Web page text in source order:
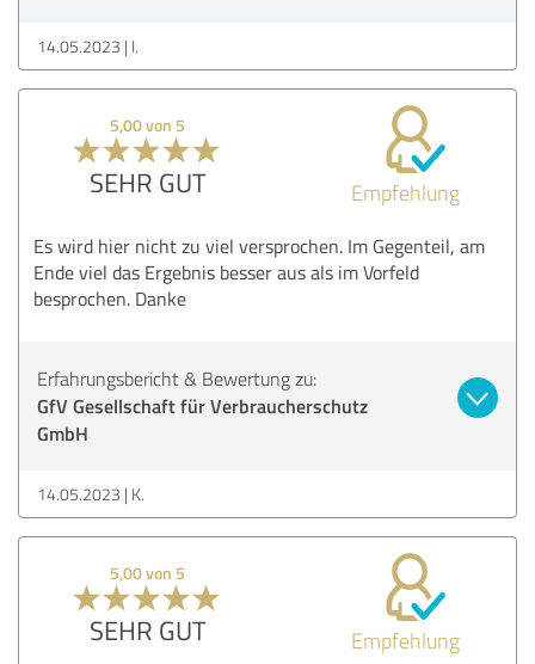
14.05.2023 I.
5,00 von 5
SEHR GUT Empfehlung
Es wird hier nicht zu viel versprochen. Im Gegenteil, am
Ende viel das Ergebnis besser aus als im Vorfeld
besprochen. Danke
Erfahrungsbericht & Bewertung zu:
GfV Gesellschaft für Verbraucherschutz
GmbH
14.05.2023 K.
5,00 von 5
SEHR GUT Empfehlung